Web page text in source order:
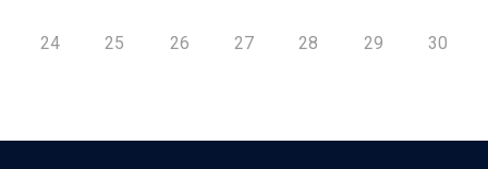
24 25 26 27 28 29 30